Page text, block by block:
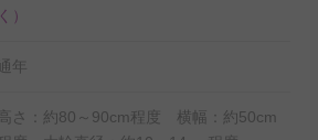
け、設置、梱包材を回収する事で、
胡蝶蘭■■
文で、午後から夕方までにお届けが
く）
通年
高さ：約80～90cm程度 横幅：約50cm